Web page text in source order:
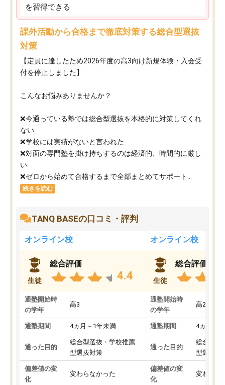
を習得できる
課外活動から合格まで徹底対策する総合型選抜
対策
【定員に達したため2026年度の高3向け新規体験・入会受
付を停止しました】
こんなお悩みありませんか？
❌今通っている塾では総合型選抜を本格的に対策してくれ
ない
❌学校には実績がないと言われた
❌対面の専門塾を掛け持ちするのは経済的、時間的に厳し
い
❌ゼロから始めて合格するまで全部まとめてサポート...
続きを読む
TANQ BASEの口コミ・評判
オンライン校
生徒
総合評価
4.4
通塾開始時
の学年
高3
通塾期間 4ヵ月～1年未満
通った目的
総合型選抜・学校推薦
型選抜対策
偏差値の変
化
変わらなかった
オンライン校
生徒
総合評価
通塾開始時
の学年
高2
通塾期間 4ヵ月～1
通った目的
総合型選
型選抜対
偏差値の変
化
変わらな